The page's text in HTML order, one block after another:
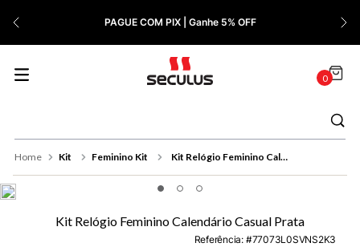
PAGUE COM PIX | Ganhe 5% OFF
0
Kit Feminino Kit Kit Relógio Feminino Calendário Casual Prata
Kit Relógio Feminino Calendário Casual Prata
Referência: 77073L0SVNS2K3
9º